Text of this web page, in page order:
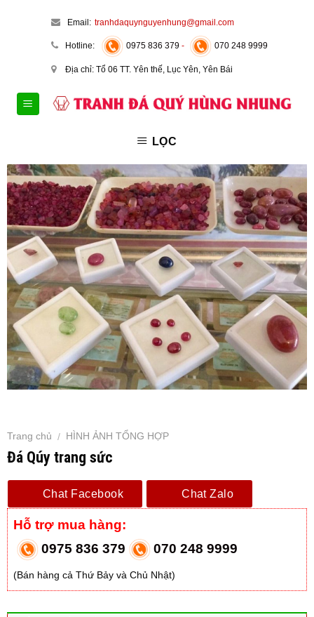
Email: tranhdaquynguyenhung@gmail.com
Hotline: 0975 836 379 - 070 248 9999
Địa chỉ: Tổ 06 TT. Yên thế, Lục Yên, Yên Bái
LỌC
Trang chủ / HÌNH ẢNH TỔNG HỢP
Đá Qúy trang sức
Chat Facebook Chat Zalo
Hỗ trợ mua hàng:
0975 836 379
070 248 9999
(Bán hàng cả Thứ Bảy và Chủ Nhật)